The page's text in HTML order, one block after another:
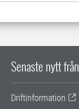
Senaste nytt från
Driftinformation